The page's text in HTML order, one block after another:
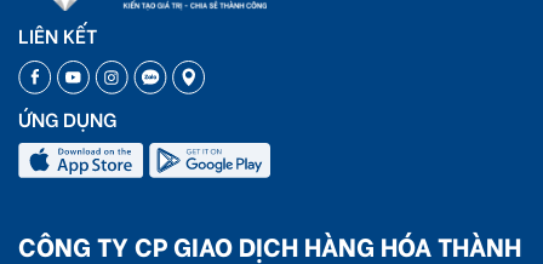
LIÊN KẾT
ỨNG DỤNG
CÔNG TY CP GIAO DỊCH HÀNG HÓA THÀNH